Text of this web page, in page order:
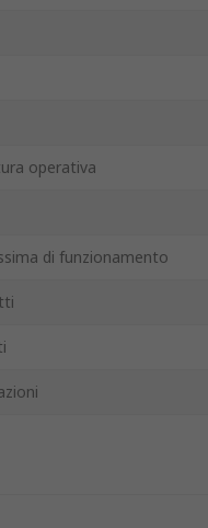
operativa
di funzionamento